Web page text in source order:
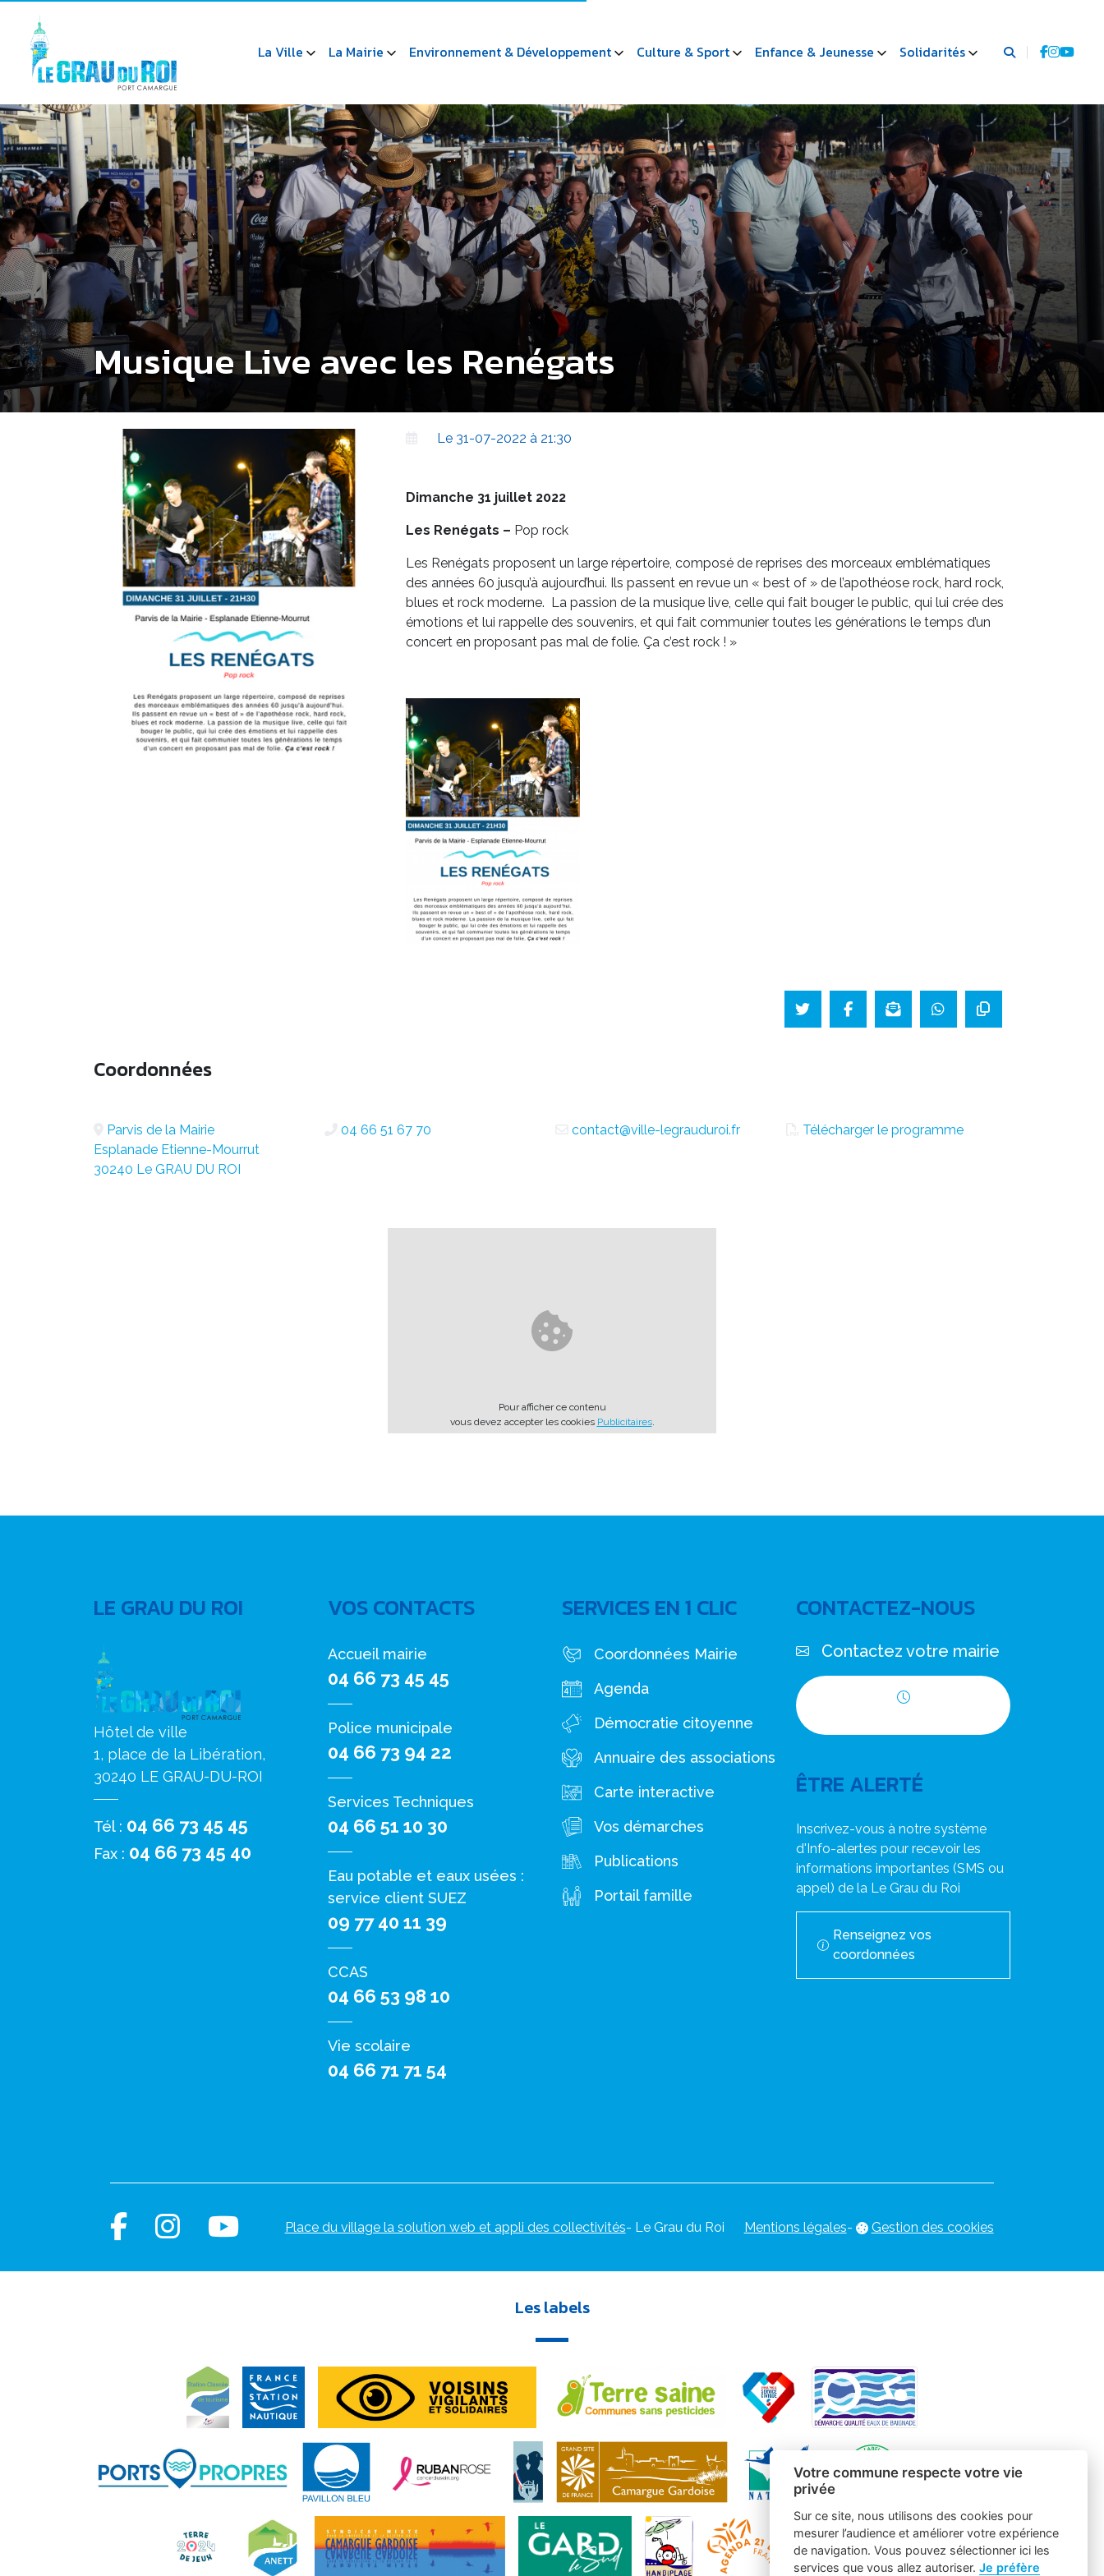
La Ville La Mairie Environnement & Développement Culture & Sport Enfance & Jeunesse Solidarités
Musique Live avec les Renégats
Le 31-07-2022 à 21:30
Dimanche 31 juillet 2022
Les Renégats – Pop rock
Les Renégats proposent un large répertoire, composé de reprises des morceaux emblématiques
des années 60 jusqu’à aujourd’hui. Ils passent en revue un « best of » de l’apothéose rock, hard rock,
blues et rock moderne. La passion de la musique live, celle qui fait bouger le public, qui lui crée des
émotions et lui rappelle des souvenirs, et qui fait communier toutes les générations le temps d’un
concert en proposant pas mal de folie. Ça c’est rock ! »
Coordonnées
Parvis de la Mairie
Esplanade Etienne-Mourrut
30240 Le GRAU DU ROI
04 66 51 67 70 contact@ville-legrauduroi.fr Télécharger le programme
Pour afficher ce contenu
vous devez accepter les cookies Publicitaires.
LE GRAU DU ROI
Hôtel de ville
1, place de la Libération,
30240 LE GRAU-DU-ROI
Tél : 04 66 73 45 45
Fax : 04 66 73 45 40
VOS CONTACTS
Accueil mairie
04 66 73 45 45
Police municipale
04 66 73 94 22
Services Techniques
04 66 51 10 30
Eau potable et eaux usées :
service client SUEZ
09 77 40 11 39
CCAS
04 66 53 98 10
Vie scolaire
04 66 71 71 54
SERVICES EN 1 CLIC
Coordonnées Mairie
Agenda
Démocratie citoyenne
Annuaire des associations
Carte interactive
Vos démarches
Publications
Portail famille
CONTACTEZ-NOUS
Contactez votre mairie
ÊTRE ALERTÉ
Inscrivez-vous à notre système
d'Info-alertes pour recevoir les
informations importantes (SMS ou
appel) de la Le Grau du Roi
Renseignez vos
coordonnées
Place du village la solution web et appli des collectivités- Le Grau du Roi Mentions légales- Gestion des cookies
Les labels
Votre commune respecte votre vie
privée
Sur ce site, nous utilisons des cookies pour
mesurer l’audience et améliorer votre expérience
de navigation. Vous pouvez sélectionner ici les
services que vous allez autoriser. Je préfère